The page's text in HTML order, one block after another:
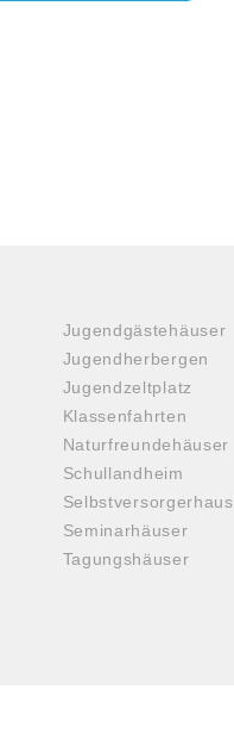
Jugendgästehäuser
Jugendherbergen
Jugendzeltplatz
Klassenfahrten
Naturfreundehäuser
Schullandheim
Selbstversorgerhaus
Seminarhäuser
Tagungshäuser